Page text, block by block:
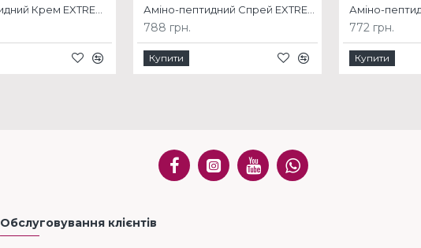
Аміно-пептидний Крем EXTREMO MOLECULAR PLEX Аміно-пептидний Спрей EXTREMO MOLECULAR PLEX
788 грн.
Купити
772 грн.
Купити
Обслуговування клієнтів